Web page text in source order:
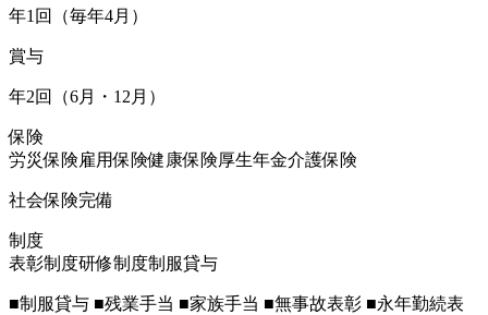
年1回（毎年4月）
賞与
年2回（6月・12月）
保険
労災保険雇用保険健康保険厚生年金介護保険
社会保険完備
制度
表彰制度研修制度制服貸与
■制服貸与 ■残業手当 ■家族手当 ■無事故表彰 ■永年勤続表